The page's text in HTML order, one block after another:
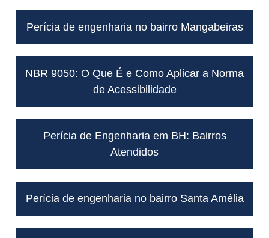
Perícia de engenharia no bairro Mangabeiras
NBR 9050: O Que É e Como Aplicar a Norma
de Acessibilidade
Perícia de Engenharia em BH: Bairros
Atendidos
Perícia de engenharia no bairro Santa Amélia